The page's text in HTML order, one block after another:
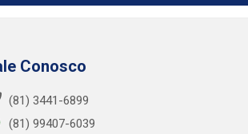
Conosco
(81) 3441-6899
(81) 99407-6039